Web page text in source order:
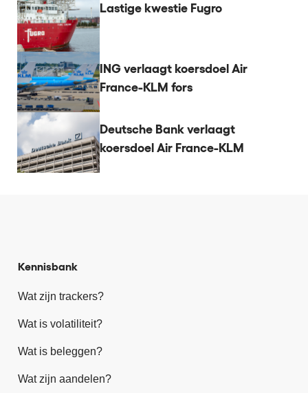
Lastige kwestie Fugro
ING verlaagt koersdoel Air
France-KLM fors
Deutsche Bank verlaagt
koersdoel Air France-KLM
Kennisbank
Wat zijn trackers?
Wat is volatiliteit?
Wat is beleggen?
Wat zijn aandelen?